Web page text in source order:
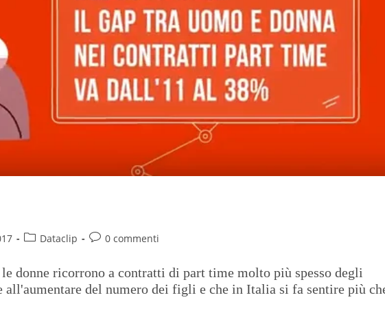
Dataclip 0 commenti
donne ricorrono a contratti di part time molto più spesso degli
all'aumentare del numero dei figli e che in Italia si fa sentire più